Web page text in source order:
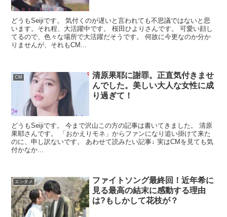
どうもSeijiです。 気付くのが遅いと言われても不思議ではないと思
います。それ程、大活躍中です。 桜田ひよりさんです。 可愛い顔し
てるので、色々な場所で大活躍だそうです。 何故に今更なのか分か
りませんが、それもCM...
CM
清原果耶に謝罪。正直気付きませ
んでした。美しい大人な女性に成
り過ぎて！
どうもSeijiです。 今まで沢山この方の記事は書いてきました。 清原
果耶さんです。 「おかえりモネ」からファンになり追い掛けて来た
のに、申し訳ないです。 あわせて読みたい記事↓ 実はCMを見ても気
付かなか...
エンタメ
ファイトソング最終回！近年希に
見る最高の結末に感動する理由
は?もしかして花枝が？